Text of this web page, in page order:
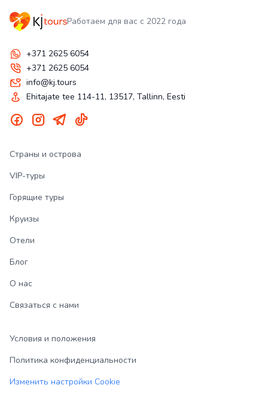
Работаем для вас с 2022 года
+371 2625 6054
+371 2625 6054
info@kj.tours
Ehitajate tee 114-11, 13517, Tallinn, Eesti
Страны и острова
VIP-туры
Горящие туры
Круизы
Отели
Блог
О нас
Связаться с нами
Условия и положения
Политика конфиденциальности
Изменить настройки Cookie